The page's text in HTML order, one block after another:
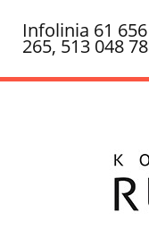
Infolinia 61
265, 513 048